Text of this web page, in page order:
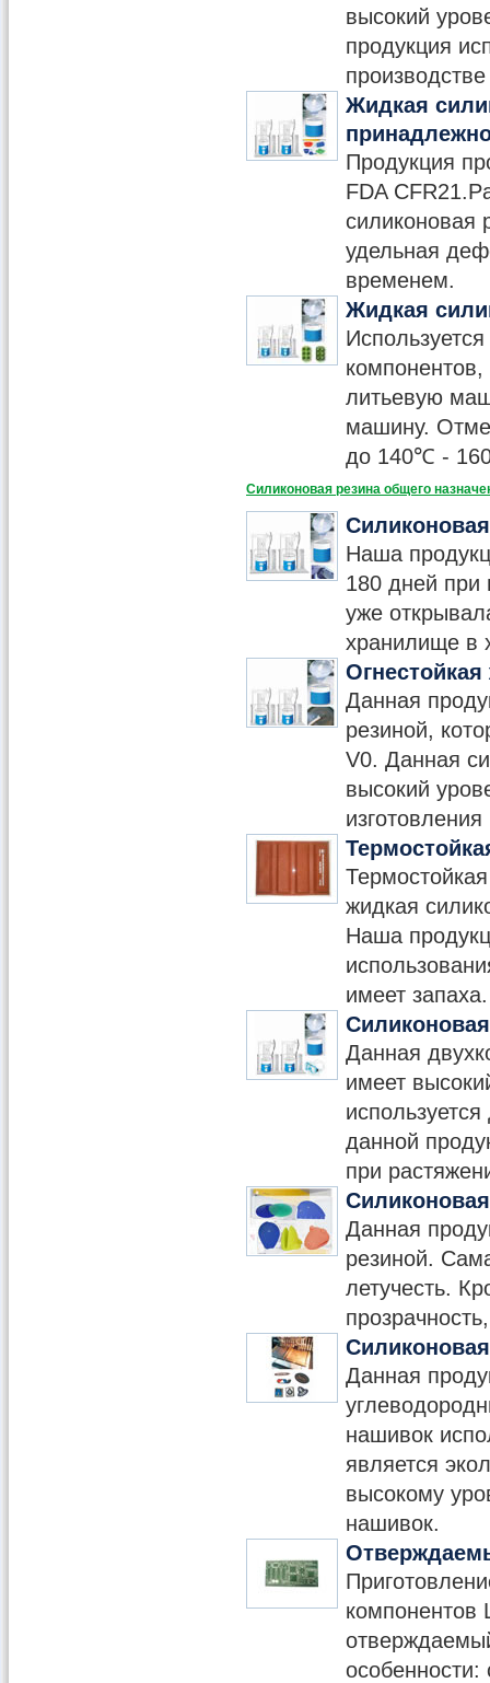
высокий
продукция
Жидкая
Продукция
FDA
силиконовая
удельная
временем.
Жидкая
литьевую
машину.
до 140℃ -
Силиконовая резина общего
Наша
180 дней при
уже
хранилище в
Данная
резиной,
V0. Данная
высокий
жидкая
Наша
имеет
Данная
имеет
данной
при
Данная
резиной.
летучесть.
Данная
нашивок
является
высокому
нашивок.
компонентов
особенности: